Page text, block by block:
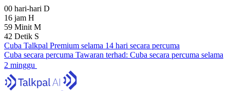
00 hari-hari D
16 jam H
59 Minit M
41 Detik S
Cuba Talkpal Premium selama 14 hari secara percuma
Cuba secara percuma Tawaran terhad: Cuba secara percuma selama
2 minggu